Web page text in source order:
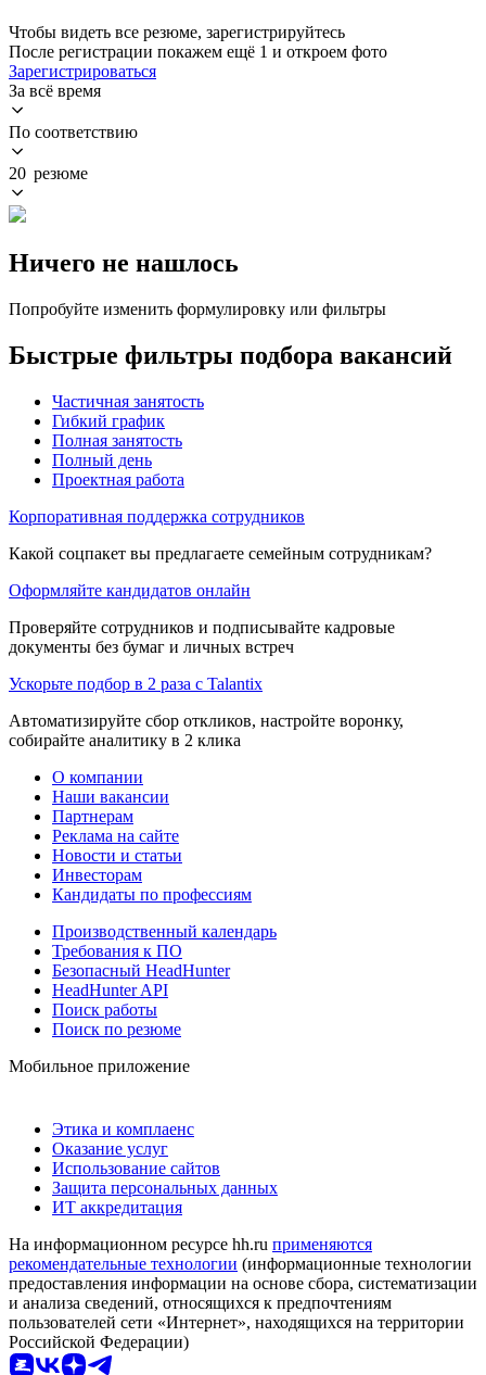
Чтобы видеть все резюме, зарегистрируйтесь
После регистрации покажем ещё 1 и откроем фото
Зарегистрироваться
За всё время
По соответствию
20 резюме
Ничего не нашлось
Попробуйте изменить формулировку или фильтры
Быстрые фильтры подбора вакансий
Частичная занятость
Гибкий график
Полная занятость
Полный день
Проектная работа
Корпоративная поддержка сотрудников
Какой соцпакет вы предлагаете семейным сотрудникам?
Оформляйте кандидатов онлайн
Проверяйте сотрудников и подписывайте кадровые
документы без бумаг и личных встреч
Ускорьте подбор в 2 раза с Talantix
Автоматизируйте сбор откликов, настройте воронку,
собирайте аналитику в 2 клика
О компании
Наши вакансии
Партнерам
Реклама на сайте
Новости и статьи
Инвесторам
Кандидаты по профессиям
Производственный календарь
Требования к ПО
Безопасный HeadHunter
HeadHunter API
Поиск работы
Поиск по резюме
Мобильное приложение
Этика и комплаенс
Оказание услуг
Использование сайтов
Защита персональных данных
ИТ аккредитация
На информационном ресурсе hh.ru применяются
рекомендательные технологии (информационные технологии
предоставления информации на основе сбора, систематизации
и анализа сведений, относящихся к предпочтениям
пользователей сети «Интернет», находящихся на территории
Российской Федерации)